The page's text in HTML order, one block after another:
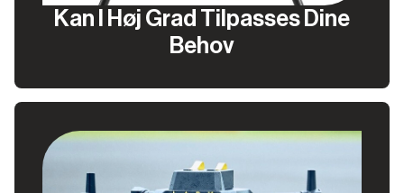
Kan I Høj Grad Tilpasses Dine
Behov